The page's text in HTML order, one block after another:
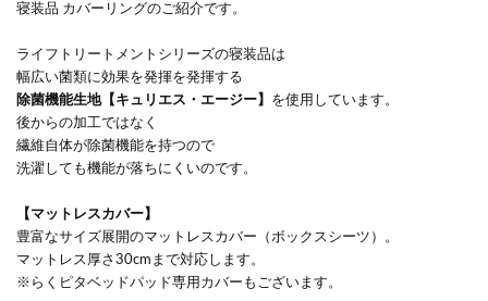
寝装品 カバーリングのご紹介です。
ライフトリートメントシリーズの寝装品は
幅広い菌類に効果を発揮を発揮する
除菌機能生地【キュリエス・エージー】 を使用しています。
後からの加工ではなく
繊維自体が除菌機能を持つので
洗濯しても機能が落ちにくいのです。
【マットレスカバー】
豊富なサイズ展開のマットレスカバー（ボックスシーツ）。
マットレス厚さ30cmまで対応します。
※らくピタベッドパッド専用カバーもございます。